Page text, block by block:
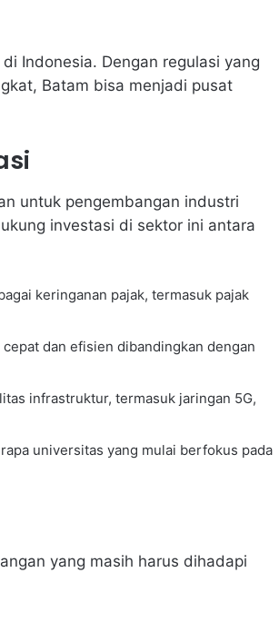
Indonesia. Dengan regulasi yang
Batam bisa menjadi pusat
untuk pengembangan industri
investasi di sektor ini antara
keringanan pajak, termasuk pajak
dan efisien dibandingkan dengan
infrastruktur, termasuk jaringan 5G,
universitas yang mulai berfokus pada
yang masih harus dihadapi